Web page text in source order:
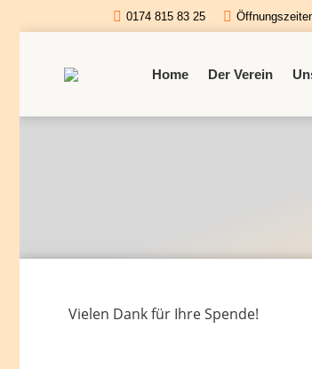
0174 815 83 25
Home Der Verein
Vielen Dank für Ihre Spende!